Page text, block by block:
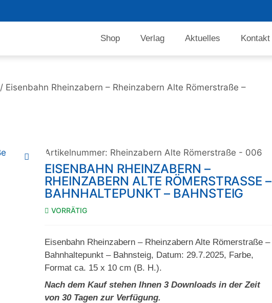
Shop Verlag Aktuelles Kontakt
/ Eisenbahn Rheinzabern – Rheinzabern Alte Römerstraße –
Artikelnummer: Rheinzabern Alte Römerstraße - 006
EISENBAHN RHEINZABERN –
RHEINZABERN ALTE RÖMERSTRASSE – B
AHNHALTEPUNKT – BAHNSTEIG
VORRÄTIG
Eisenbahn Rheinzabern – Rheinzabern Alte Römerstraße –
Bahnhaltepunkt – Bahnsteig, Datum: 29.7.2025, Farbe,
Format ca. 15 x 10 cm (B. H.).
Nach dem Kauf stehen Ihnen 3 Downloads in der Zeit
von 30 Tagen zur Verfügung.